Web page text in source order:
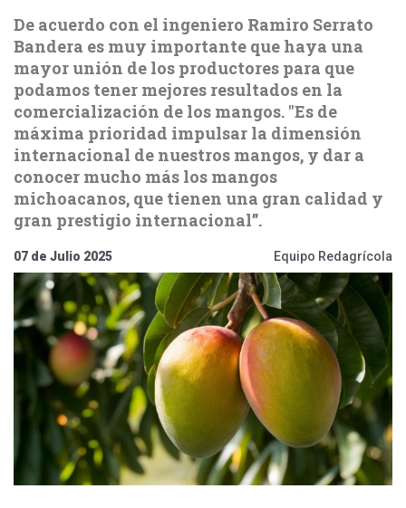
De acuerdo con el ingeniero Ramiro Serrato
Bandera es muy importante que haya una
mayor unión de los productores para que
podamos tener mejores resultados en la
comercialización de los mangos. "Es de
máxima prioridad impulsar la dimensión
internacional de nuestros mangos, y dar a
conocer mucho más los mangos
michoacanos, que tienen una gran calidad y
gran prestigio internacional”.
07 de Julio 2025 Equipo Redagrícola